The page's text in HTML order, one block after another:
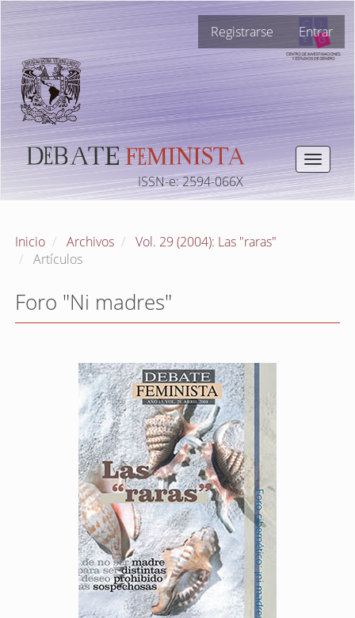
Navegación
principal
Contenido
principal
Barra
lateral
Registrarse Entrar
Toggle
ISSN-e: 2594-066X
Inicio Archivos
Vol. 29 (2004): Las "raras"
Artículos
Foro "Ni madres"